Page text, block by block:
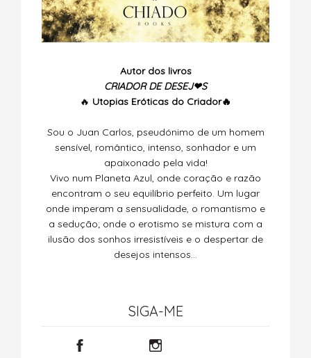
Autor dos livros
CRIADOR DE DESEJ❤S
🔥 Utopias Eróticas do Criador🔥
Sou o Juan Carlos, pseudónimo de um homem
sensível, romântico, intenso, sonhador e um
apaixonado pela vida!
Vivo num Planeta Azul, onde coração e razão
encontram o seu equilíbrio perfeito. Um lugar
onde imperam a sensualidade, o romantismo e
a sedução; onde o erotismo se mistura com a
ilusão dos sonhos irresistíveis e o despertar de
desejos intensos…
SIGA-ME